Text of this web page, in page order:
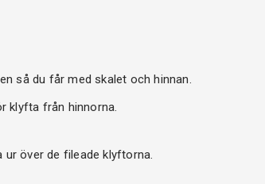
så du får med skalet och hinnan.
klyfta från hinnorna.
ur över de fileade klyftorna.